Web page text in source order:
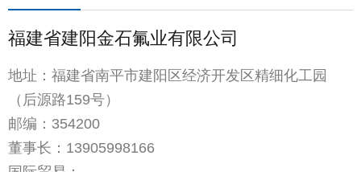
福建省建阳金石氟业有限公司
地址：福建省南平市建阳区经济开发区精细化工园
（后源路159号）
邮编：354200
董事长： 13905998166